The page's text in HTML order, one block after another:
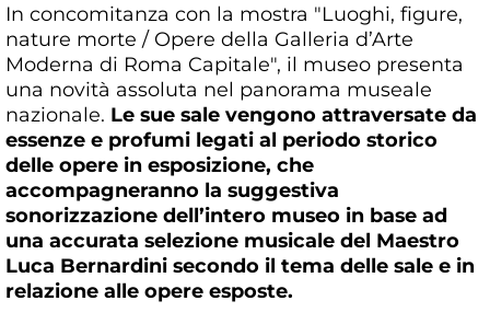
In concomitanza con la mostra "Luoghi, figure,
nature morte / Opere della Galleria d’Arte
Moderna di Roma Capitale", il museo presenta
una novità assoluta nel panorama museale
nazionale. Le sue sale vengono attraversate da
essenze e profumi legati al periodo storico
delle opere in esposizione, che
accompagneranno la suggestiva
sonorizzazione dell’intero museo in base ad
una accurata selezione musicale del Maestro
Luca Bernardini secondo il tema delle sale e in
relazione alle opere esposte.